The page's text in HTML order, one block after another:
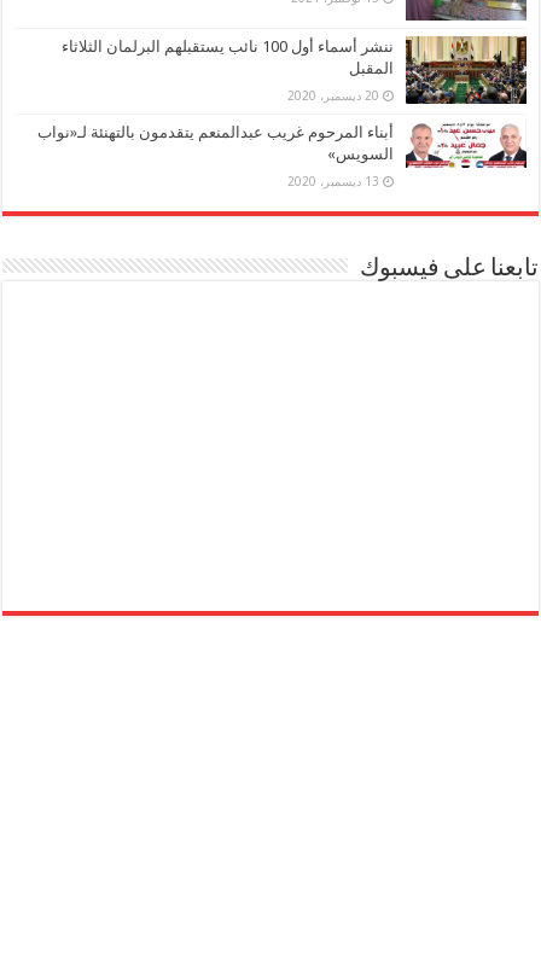
ننشر أسماء أول 100 نائب يستقبلهم البرلمان الثلاثاء
المقبل
20 ديسمبر، 2020
أبناء المرحوم غريب عبدالمنعم يتقدمون بالتهنئة لـ«نواب
السويس»
13 ديسمبر، 2020
تابعنا على فيسبوك